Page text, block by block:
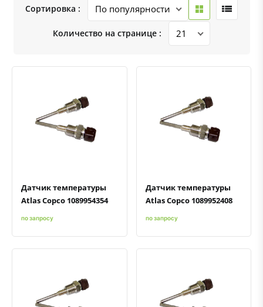
Сортировка :
Количество на странице :
Быстрый просмотр
Добавить к сравнению
Добавить в избранное
Датчик температуры
Atlas Copco 1089954354
по запросу
Быстрый просмотр
Добавить к сравнению
Добавить в избранное
Датчик температуры
Atlas Copco 1089952408
по запросу